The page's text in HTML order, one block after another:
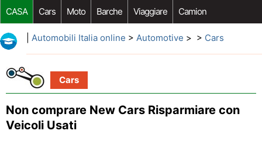
CASA Cars Moto Barche Viaggiare Camion
Riparazione Auto Acquisto Auto Car Opzioni Aftermarket
Automobili Italia online > Automotive > > Cars
Cars
Non comprare New Cars Risparmiare con
Veicoli Usati